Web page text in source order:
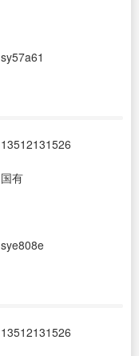
sy57a61
13512131526
国有
sye808e
13512131526